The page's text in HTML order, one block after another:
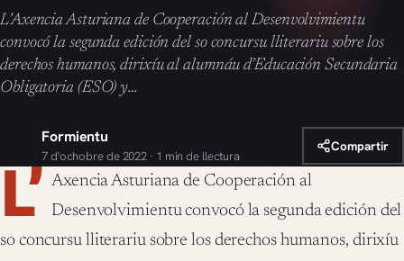
L’Axencia Asturiana de Cooperación al Desenvolvimientu
convocó la segunda edición del so concursu lliterariu sobre los
derechos humanos, dirixíu al alumnáu d’Educación Secundaria
Obligatoria (ESO) y…
Formientu
7 d'ochobre de 2022 · 1 min de llectura
Compartir
L’ Axencia Asturiana de Cooperación al
Desenvolvimientu convocó la segunda edición del
so concursu lliterariu sobre los derechos humanos, dirixíu